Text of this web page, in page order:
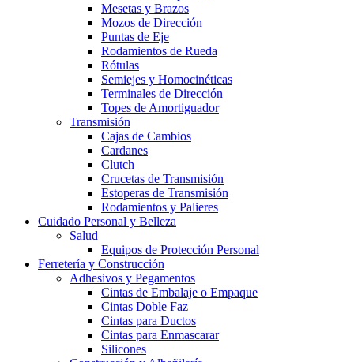
Mesetas y Brazos
Mozos de Dirección
Puntas de Eje
Rodamientos de Rueda
Rótulas
Semiejes y Homocinéticas
Terminales de Dirección
Topes de Amortiguador
Transmisión
Cajas de Cambios
Cardanes
Clutch
Crucetas de Transmisión
Estoperas de Transmisión
Rodamientos y Palieres
Cuidado Personal y Belleza
Salud
Equipos de Protección Personal
Ferretería y Construcción
Adhesivos y Pegamentos
Cintas de Embalaje o Empaque
Cintas Doble Faz
Cintas para Ductos
Cintas para Enmascarar
Silicones